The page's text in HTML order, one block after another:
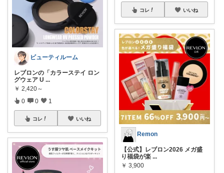
ビューティルーム
レブロンの「カラーステイ ロン
グウェア U ...
￥ 2,420～
0 0 1
コレ いいね
コレ いいね
Remon
【公式】レブロン2026 メガ盛
り福袋が楽 ...
￥ 3,900